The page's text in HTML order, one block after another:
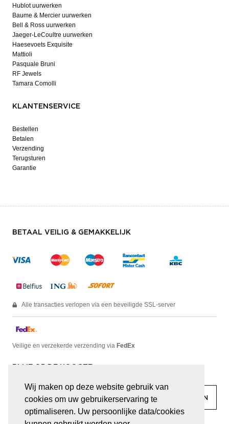
Wij maken op deze website gebruik van
cookies om uw gebruikerservaring te
optimaliseren. Uw persoonlijke data/cookies
Hublot uurwerken
Baume & Mercier uurwerken
Bell & Ross uurwerken
Jaeger-LeCoultre uurwerken
Haesevoets Exquisite
Mattioli
Pasquale Bruni
RF Jewels
Tamara Comolli
KLANTENSERVICE
Bestellen
Betalen
Verzending
Terugsturen
Garantie
BETAAL VEILIG & GEMAKKELIJK
Alle transacties verlopen via een beveiligde SSL-server
Veilige en verzekerde verzending via FedEx
BLIJF OP DE HOOGTE